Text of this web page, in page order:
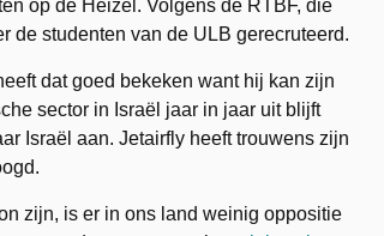
op de Heizel. Volgens de RTBF, die
de studenten van de ULB gerecruteerd.
dat goed bekeken want hij kan zijn
sector in Israël jaar in jaar uit blijft
Israël aan. Jetairfly heeft trouwens zijn
zijn, is er in ons land weinig oppositie